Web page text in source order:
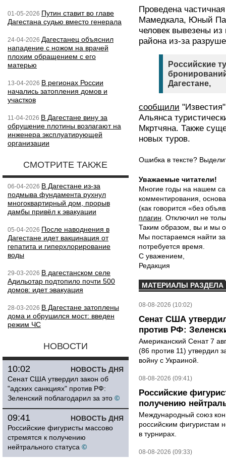
01-05-2026 Путин ставит во главе
Дагестана судью вместо генерала
24-04-2026 Дагестанец объяснил
нападение с ножом на врачей
плохим обращением с его
матерью
13-04-2026 В регионах России
начались затопления домов и
участков
11-04-2026 В Дагестане вину за
обрушение плотины возлагают на
инженера эксплуатирующей
организации
СМОТРИТЕ ТАКЖЕ
06-04-2026 В Дагестане из-за
подмыва фундамента рухнул
многоквартирный дом, прорыв
дамбы привёл к эвакуации
05-04-2026 После наводнения в
Дагестане идет вакцинация от
гепатита и гиперхлорирование
воды
29-03-2026 В дагестанском селе
Адильотар подтопило почти 500
домов: идет эвакуация
28-03-2026 В Дагестане затоплены
дома и обрушился мост: введен
режим ЧС
НОВОСТИ
НОВОСТЬ ДНЯ
10:02
Сенат США утвердил закон об
"адских санкциях" против РФ:
Зеленский поблагодарил за это ©
НОВОСТЬ ДНЯ
09:41
Российские фигуристы массово
стремятся к получению
нейтрального статуса ©
Проведена
Мамедкала, Юный
человек вывезены из
района из-за
Российские
Дагестане,
сообщили
Альянса
Мкртчяна. Также
новых туров.
Ошибка в тексте?
Уважаемые читатели!
Многие годы на нашем
комментирования,
(как говорится «без
плагин . Отключил не
Таким образом, вы и мы
Мы постараемся найти
потребуется время.
С уважением,
Редакция
МАТЕРИАЛЫ РАЗДЕЛА
08-08-2026 (10:02)
Сенат США
против РФ:
Американский Сенат 7
(86 против 11) утвердил
войну с Украиной.
08-08-2026 (09:41)
Российские
получению
Международный союз
российским фигуристам
в турнирах.
08-08-2026 (09:33)